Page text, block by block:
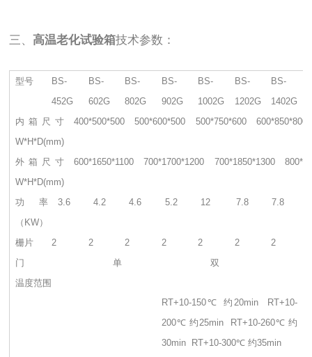
三、 高温老化试验箱技术参数：
型号
BS-
452G
BS-
602G
BS-
802G
BS-
902G
BS-
1002G
BS-
1202G
BS-
1402G
内箱尺寸
W*H*D(mm)
400*500*500 500*600*500 500*750*600 600*850*800
外箱尺寸
W*H*D(mm)
600*1650*1100 700*1700*1200 700*1850*1300
功率
（KW）
3.6 4.2 4.6 5.2 12 7.8 7.8
栅片 2 2 2 2 2 2
2
门
单
双
温度范围
RT+10-150℃ 约20min RT+10-
200℃ 约25min RT+10-260℃ 约
30min RT+10-300℃ 约35min